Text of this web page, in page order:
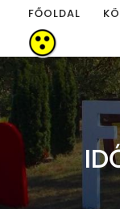
FŐOLDAL